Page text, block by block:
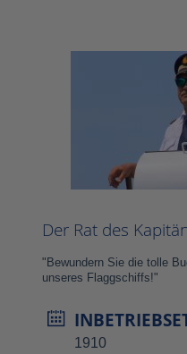
1910
Der Rat des
"Bewundern Sie die tolle
unseres Flaggschiffs!"